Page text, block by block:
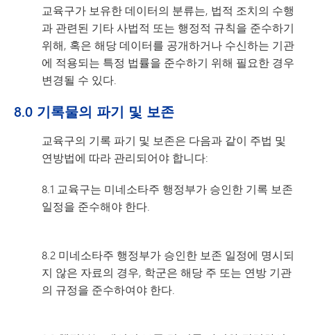
교육구가 보유한 데이터의 분류는, 법적 조치의 수행
과 관련된 기타 사법적 또는 행정적 규칙을 준수하기
위해, 혹은 해당 데이터를 공개하거나 수신하는 기관
에 적용되는 특정 법률을 준수하기 위해 필요한 경우
변경될 수 있다.
8.0 기록물의 파기 및 보존
교육구의 기록 파기 및 보존은 다음과 같이 주법 및
연방법에 따라 관리되어야 합니다:
8.1 교육구는 미네소타주 행정부가 승인한 기록 보존
일정을 준수해야 한다.
8.2 미네소타주 행정부가 승인한 보존 일정에 명시되
지 않은 자료의 경우, 학군은 해당 주 또는 연방 기관
의 규정을 준수하여야 한다.